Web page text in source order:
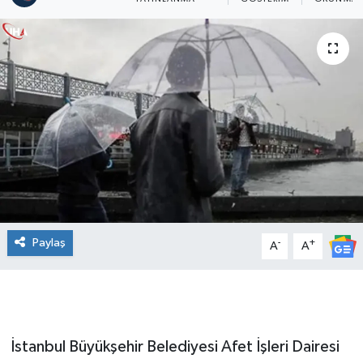
Paylaş A- A+
İstanbul Büyükşehir Belediyesi Afet İşleri Dairesi